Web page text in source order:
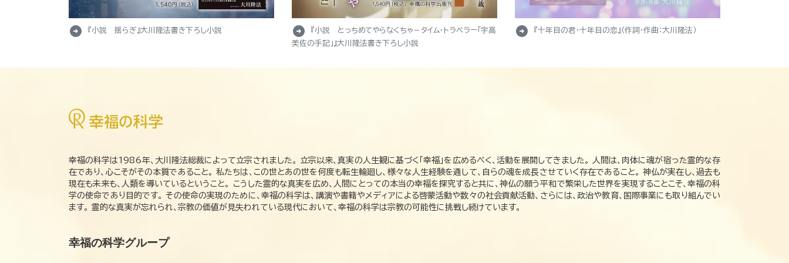
arrow_circle_right 『小説 揺らぎ』大川隆法書き下ろし小説 arrow_circle_right
『小説 とっちめてやらなくちゃ－タイム・トラベラー「宇高
美佐の手記」』大川隆法書き下ろし小説
arrow_circle_right 『十年目の君・十年目の恋』（作詞・作曲：大川隆法）
幸福の科学は1986年、大川隆法総裁によって立宗されました。 立宗以来、真実の人生観に基づく「幸福」を広めるべく、活動を展開してきました。 人間は、肉体に魂が宿った霊的な存
在であり、心こそがその本質であること。 私たちは、この世とあの世を何度も転生輪廻し、様々な人生経験を通して、自らの魂を成長させていく存在であること。 神仏が実在し、過去も
現在も未来も、人類を導いているということ。 こうした霊的な真実を広め、人間にとっての本当の幸福を探究すると共に、神仏の願う平和で繁栄した世界を実現することこそ、幸福の科
学の使命であり目的です。 その使命の実現のために、幸福の科学は、講演や書籍やメディアによる啓蒙活動や数々の社会貢献活動、さらには、政治や教育、国際事業にも取り組んでい
ます。 霊的な真実が忘れられ、宗教の価値が見失われている現代において、幸福の科学は宗教の可能性に挑戦し続けています。
幸福の科学グループ